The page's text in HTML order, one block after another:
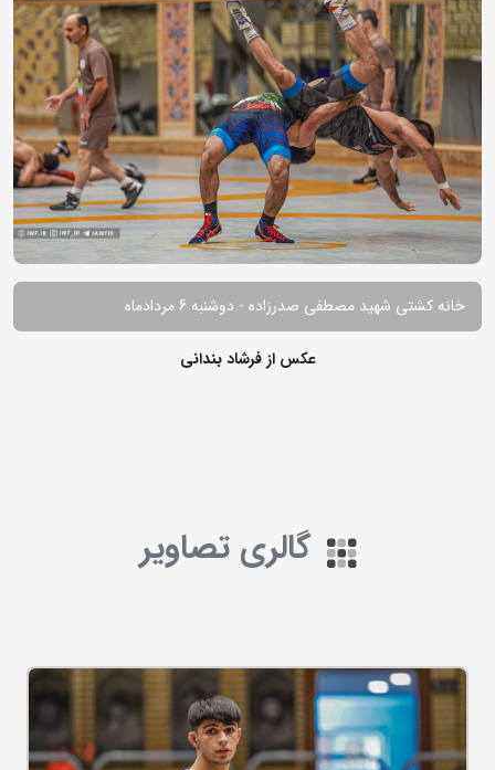
خانه کشتی شهید مصطفی صدرزاده - دوشنبه 6 مردادماه
عکس از فرشاد بندانی
گالری تصاویر